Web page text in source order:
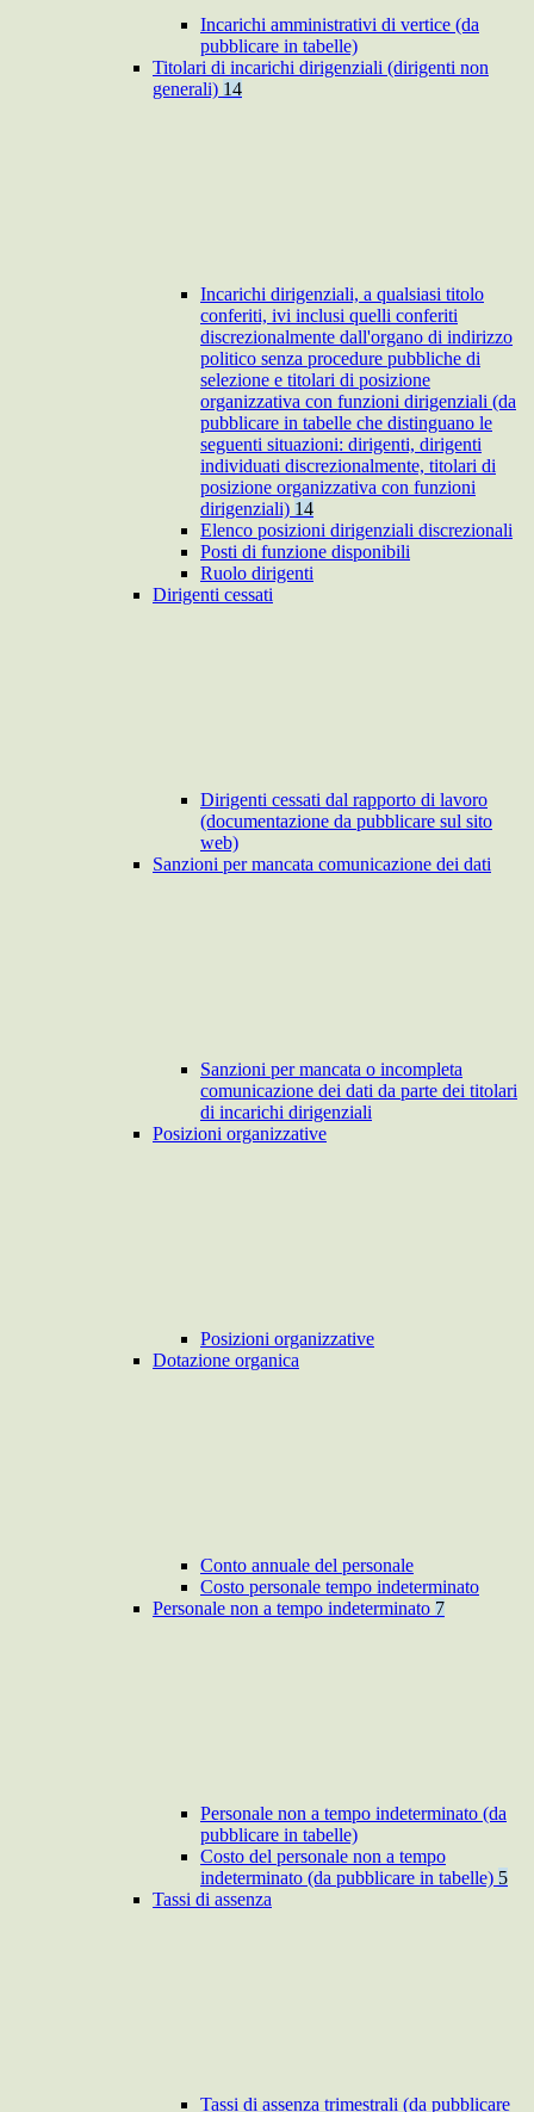
Incarichi amministrativi di vertice (da
pubblicare in tabelle)
Titolari di incarichi dirigenziali (dirigenti non
generali) 14
Incarichi dirigenziali, a qualsiasi titolo
conferiti, ivi inclusi quelli conferiti
discrezionalmente dall'organo di indirizzo
politico senza procedure pubbliche di
selezione e titolari di posizione
organizzativa con funzioni dirigenziali (da
pubblicare in tabelle che distinguano le
seguenti situazioni: dirigenti, dirigenti
individuati discrezionalmente, titolari di
posizione organizzativa con funzioni
dirigenziali) 14
Elenco posizioni dirigenziali discrezionali
Posti di funzione disponibili
Ruolo dirigenti
Dirigenti cessati
Dirigenti cessati dal rapporto di lavoro
(documentazione da pubblicare sul sito
web)
Sanzioni per mancata comunicazione dei dati
Sanzioni per mancata o incompleta
comunicazione dei dati da parte dei titolari
di incarichi dirigenziali
Posizioni organizzative
Posizioni organizzative
Dotazione organica
Conto annuale del personale
Costo personale tempo indeterminato
Personale non a tempo indeterminato 7
Personale non a tempo indeterminato (da
pubblicare in tabelle)
Costo del personale non a tempo
indeterminato (da pubblicare in tabelle) 5
Tassi di assenza
Tassi di assenza trimestrali (da pubblicare